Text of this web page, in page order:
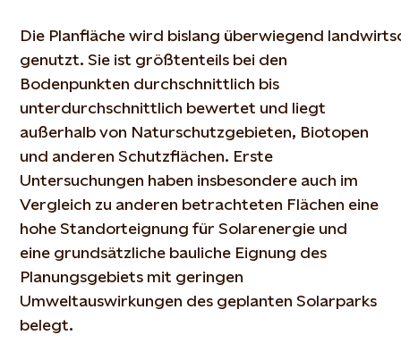
Die Planfläche wird bislang überwiegend
genutzt. Sie ist größtenteils bei den
Bodenpunkten durchschnittlich bis
unterdurchschnittlich bewertet und liegt
außerhalb von Naturschutzgebieten, Biotopen
und anderen Schutzflächen. Erste
Untersuchungen haben insbesondere auch im
Vergleich zu anderen betrachteten Flächen eine
hohe Standorteignung für Solarenergie und
eine grundsätzliche bauliche Eignung des
Planungsgebiets mit geringen
Umweltauswirkungen des geplanten Solarparks
belegt.